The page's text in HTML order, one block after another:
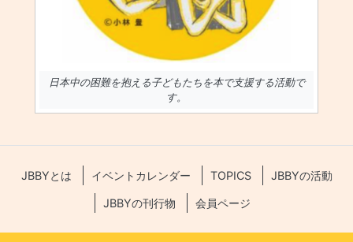
日本中の困難を抱える子どもたちを本で支援する活動で
す。
JBBYとは イベントカレンダー TOPICS JBBYの活動
JBBYの刊行物 会員ページ